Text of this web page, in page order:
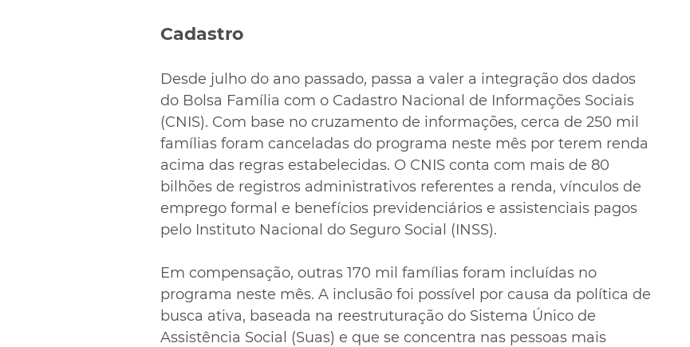
Cadastro
Desde julho do ano passado, passa a valer a integração dos dados
do Bolsa Família com o Cadastro Nacional de Informações Sociais
(CNIS). Com base no cruzamento de informações, cerca de 250 mil
famílias foram canceladas do programa neste mês por terem renda
acima das regras estabelecidas. O CNIS conta com mais de 80
bilhões de registros administrativos referentes a renda, vínculos de
emprego formal e benefícios previdenciários e assistenciais pagos
pelo Instituto Nacional do Seguro Social (INSS).
Em compensação, outras 170 mil famílias foram incluídas no
programa neste mês. A inclusão foi possível por causa da política de
busca ativa, baseada na reestruturação do Sistema Único de
Assistência Social (Suas) e que se concentra nas pessoas mais